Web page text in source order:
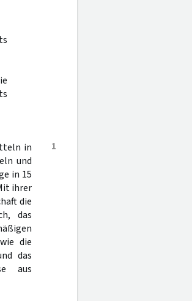
1
in
und
in 15
ihrer
die
das
die
das
aus